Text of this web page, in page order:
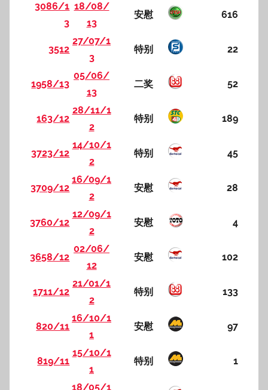
3086/1
3
18/08/
13
安慰 616
3512
27/07/1
3
特别 22
1958/13
05/06/
13
二奖 52
163/12
28/11/1
2
特别 189
3723/12
14/10/1
2
特别 45
3709/12
16/09/1
2
安慰 28
3760/12
12/09/1
2
安慰 4
3658/12
02/06/
12
安慰 102
1711/12
21/01/1
2
特别 133
820/11
16/10/1
1
安慰 97
819/11
15/10/1
1
特别 1
18/05/1